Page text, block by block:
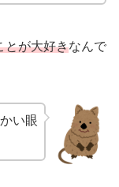
とが大好きなんで
い眼